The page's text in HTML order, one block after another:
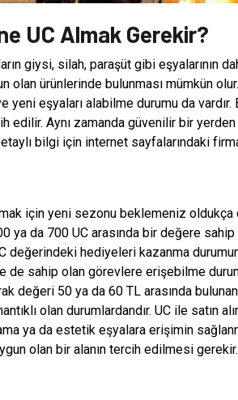
UC Almak Gerekir?
giysi, silah, paraşüt gibi eşyalarının
olan ürünlerinde bulunması mümkün
eşyaları alabilme durumu da
edilir. Aynı zamanda güvenilir bir
bilgi için internet sayfalarındaki
için yeni sezonu beklemeniz oldukça
ya da 700 UC arasında bir değere
değerindeki hediyeleri kazanma
de sahip olan görevlere erişebilme
değeri 50 ya da 60 TL arasında
olan durumlardandır. UC ile satın
ya da estetik eşyalara erişimin
olan bir alanın tercih edilmesi gerekir.